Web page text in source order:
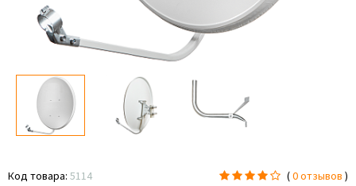
Код товара: 5114 (0 отзывов )